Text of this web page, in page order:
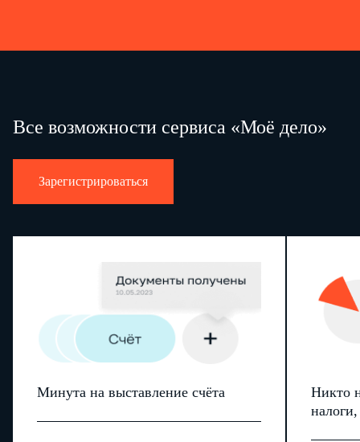
Все возможности сервиса «Моё дело»
Зарегистрироваться
Минута на выставление счёта
Никто